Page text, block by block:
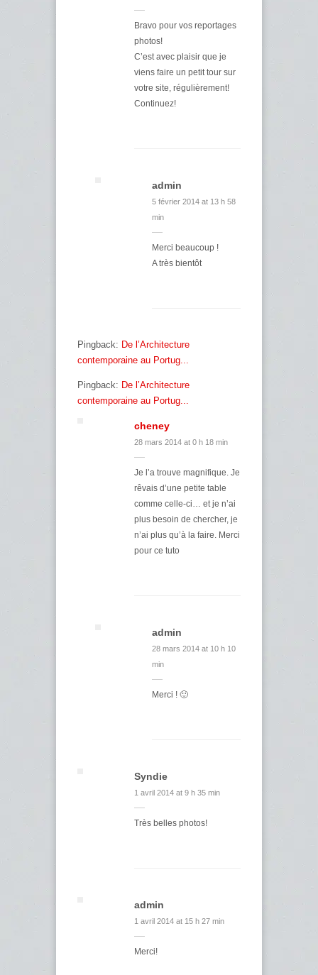
Bravo pour vos reportages
photos!
C’est avec plaisir que je
viens faire un petit tour sur
votre site, régulièrement!
Continuez!
admin
5 février 2014 at 13 h 58
min
Merci beaucoup !
A très bientôt
Pingback: De l’Architecture
contemporaine au Portug...
Pingback: De l’Architecture
contemporaine au Portug...
cheney
28 mars 2014 at 0 h 18 min
Je l’a trouve magnifique. Je
rêvais d’une petite table
comme celle-ci… et je n’ai
plus besoin de chercher, je
n’ai plus qu’à la faire. Merci
pour ce tuto
admin
28 mars 2014 at 10 h 10
min
Merci ! 🙂
Syndie
1 avril 2014 at 9 h 35 min
Très belles photos!
admin
1 avril 2014 at 15 h 27 min
Merci!